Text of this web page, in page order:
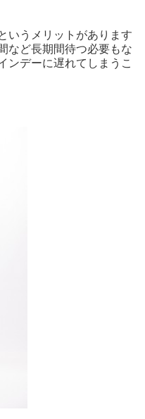
いうメリットがあります
など長期間待つ必要もな
ンデーに遅れてしまうこ